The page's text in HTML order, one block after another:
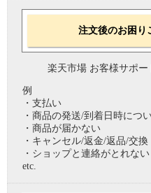
注文後のお困り
楽天市場 お客様サポー
例
・支払い
・商品の発送/到着日時につ
・商品が届かない
・キャンセル/返金/返品/交換
・ショップと連絡がとれない
etc.